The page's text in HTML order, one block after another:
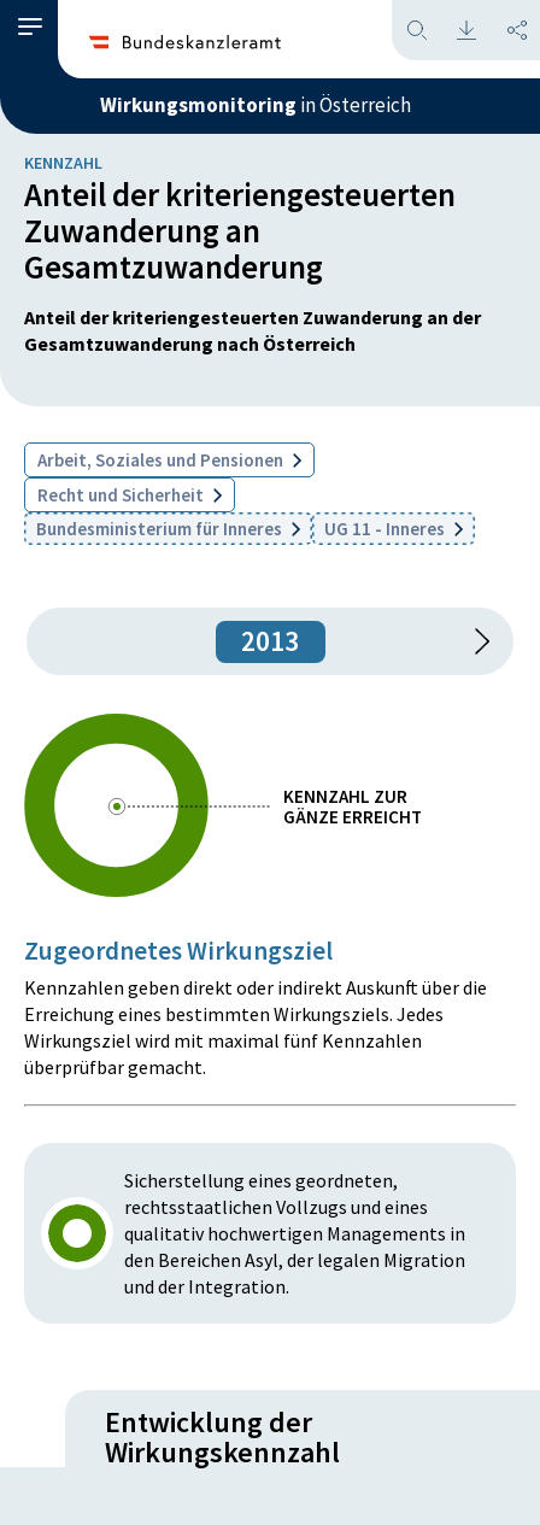
Wirkungsmonitoring in Österreich
KENNZAHL
Anteil der kriteriengesteuerten
Zuwanderung an
Gesamtzuwanderung
Anteil der kriteriengesteuerten Zuwanderung an der
Gesamtzuwanderung nach Österreich
Arbeit, Soziales und Pensionen
Recht und Sicherheit
Bundesministerium für Inneres
UG 11 - Inneres
2013
KENNZAHL ZUR
GÄNZE ERREICHT
Zugeordnetes Wirkungsziel
Kennzahlen geben direkt oder indirekt Auskunft über die
Erreichung eines bestimmten Wirkungsziels. Jedes
Wirkungsziel wird mit maximal fünf Kennzahlen
überprüfbar gemacht.
Sicherstellung eines geordneten,
rechtsstaatlichen Vollzugs und eines
qualitativ hochwertigen Managements in
den Bereichen Asyl, der legalen Migration
und der Integration.
Entwicklung der
Wirkungskennzahl